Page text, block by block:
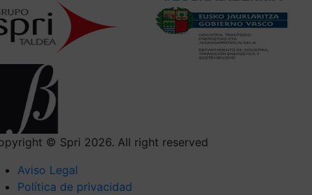
© Spri 2026. All right reserved
Aviso Legal
Política de privacidad